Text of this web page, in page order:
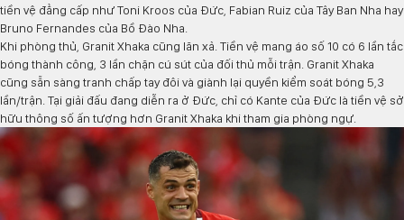
tiền vệ đẳng cấp như Toni Kroos của Đức, Fabian Ruiz của Tây Ban Nha hay
Bruno Fernandes của Bồ Đào Nha.
Khi phòng thủ, Granit Xhaka cũng lăn xả. Tiền vệ mang áo số 10 có 6 lần tắc
bóng thành công, 3 lần chặn cú sút của đối thủ mỗi trận. Granit Xhaka
cũng sẵn sàng tranh chấp tay đôi và giành lại quyền kiểm soát bóng 5,3
lần/trận. Tại giải đấu đang diễn ra ở Đức, chỉ có Kante của Đức là tiền vệ sở
hữu thông số ấn tượng hơn Granit Xhaka khi tham gia phòng ngự.